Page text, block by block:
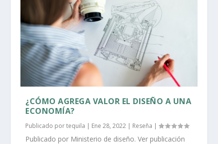
¿CÓMO AGREGA VALOR EL DISEÑO A UNA
ECONOMÍA?
Publicado portequila | Ene 28, 2022 | Reseña |
Publicado por Ministerio de diseño. Ver publicación